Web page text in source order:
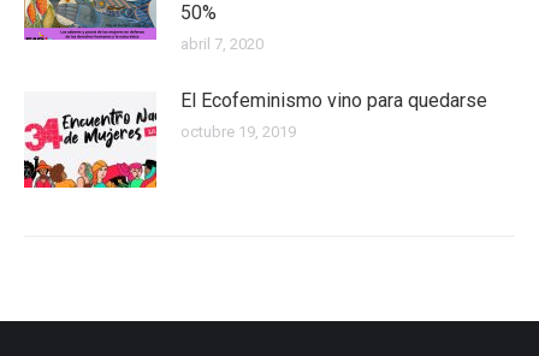
50%
abril 7, 2020
El Ecofeminismo vino para quedarse
octubre 19, 2019